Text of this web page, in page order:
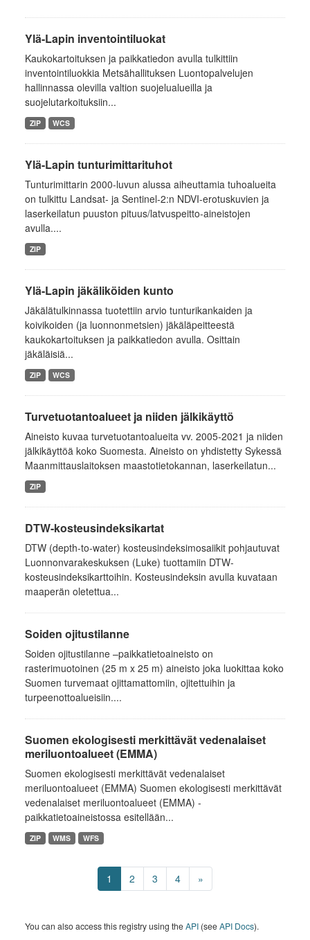
Ylä-Lapin inventointiluokat
Kaukokartoituksen ja paikkatiedon avulla tulkittiin
inventointiluokkia Metsähallituksen Luontopalvelujen
hallinnassa olevilla valtion suojelualueilla ja
suojelutarkoituksiin...
ZIP WCS
Ylä-Lapin tunturimittarituhot
Tunturimittarin 2000-luvun alussa aiheuttamia tuhoalueita
on tulkittu Landsat- ja Sentinel-2:n NDVI-erotuskuvien ja
laserkeilatun puuston pituus/latvuspeitto-aineistojen
avulla....
ZIP
Ylä-Lapin jäkäliköiden kunto
Jäkälätulkinnassa tuotettiin arvio tunturikankaiden ja
koivikoiden (ja luonnonmetsien) jäkäläpeitteestä
kaukokartoituksen ja paikkatiedon avulla. Osittain
jäkäläisiä...
ZIP WCS
Turvetuotantoalueet ja niiden jälkikäyttö
Aineisto kuvaa turvetuotantoalueita vv. 2005-2021 ja niiden
jälkikäyttöä koko Suomesta. Aineisto on yhdistetty Sykessä
Maanmittauslaitoksen maastotietokannan, laserkeilatun...
ZIP
DTW-kosteusindeksikartat
DTW (depth-to-water) kosteusindeksimosaiikit pohjautuvat
Luonnonvarakeskuksen (Luke) tuottamiin DTW-
kosteusindeksikarttoihin. Kosteusindeksin avulla kuvataan
maaperän oletettua...
Soiden ojitustilanne
Soiden ojitustilanne –paikkatietoaineisto on
rasterimuotoinen (25 m x 25 m) aineisto joka luokittaa koko
Suomen turvemaat ojittamattomiin, ojitettuihin ja
turpeenottoalueisiin....
Suomen ekologisesti merkittävät vedenalaiset
meriluontoalueet (EMMA)
Suomen ekologisesti merkittävät vedenalaiset
meriluontoalueet (EMMA) Suomen ekologisesti merkittävät
vedenalaiset meriluontoalueet (EMMA) -
paikkatietoaineistossa esitellään...
ZIP WMS WFS
1 2 3 4 »
You can also access this registry using theAPI (seeAPI Docs).